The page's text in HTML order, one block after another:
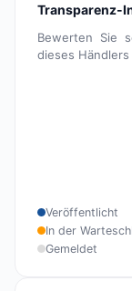
Transparenz-
Bewerten Sie
dieses
Veröffentlicht
In der
Gemeldet